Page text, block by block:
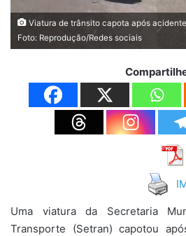
Viatura de trânsito capota após
Foto: Reprodução/Redes sociais
Uma viatura da Secretaria
Transporte (Setran) capotou